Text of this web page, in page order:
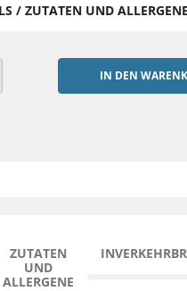
/ ZUTATEN UND ALLERGENE
ERHÖHEN
IN DEN
ZUTATEN
UND
ALLERGENE